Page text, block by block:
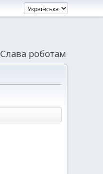
Слава роботам